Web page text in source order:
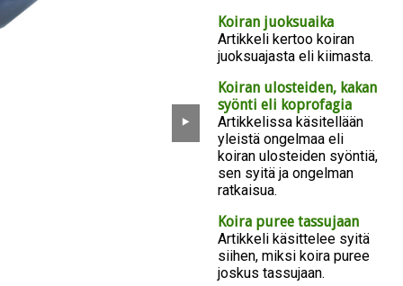
⯈
Koiran juoksuaika
Artikkeli kertoo koiran
juoksuajasta eli kiimasta.
Koiran ulosteiden, kakan
syönti eli koprofagia
Artikkelissa käsitellään
yleistä ongelmaa eli
koiran ulosteiden syöntiä,
sen syitä ja ongelman
ratkaisua.
Koira puree tassujaan
Artikkeli käsittelee syitä
siihen, miksi koira puree
joskus tassujaan.